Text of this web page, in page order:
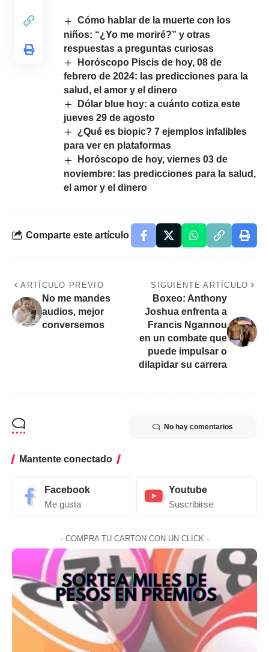
Cómo hablar de la muerte con los
niños: “¿Yo me moriré?” y otras
respuestas a preguntas curiosas
Horóscopo Piscis de hoy, 08 de
febrero de 2024: las predicciones para la
salud, el amor y el dinero
Dólar blue hoy: a cuánto cotiza este
jueves 29 de agosto
¿Qué es biopic? 7 ejemplos infalibles
para ver en plataformas
Horóscopo de hoy, viernes 03 de
noviembre: las predicciones para la salud,
el amor y el dinero
Comparte este artículo
ARTÍCULO PREVIO
No me mandes
audios, mejor
conversemos
SIGUIENTE ARTÍCULO
Boxeo: Anthony
Joshua enfrenta a
Francis Ngannou
en un combate que
puede impulsar o
dilapidar su carrera
No hay comentarios
Mantente conectado
Facebook
Me gusta
Youtube
Suscribirse
- COMPRA TU CARTON CON UN CLICK -